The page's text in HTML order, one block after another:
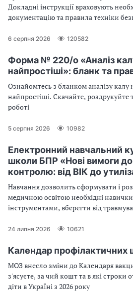
Докладні інструкції враховують
документацію та правила техніки
6 серпня 2026 120582
Форма № 220/о «Аналіз
найпростіші»: бланк та
Ознайомтесь з бланком аналізу калу
найпростіші. Скачайте, роздрукуйте
роботі
5 серпня 2026 10982
Електронний навчальний
школи БПР «Нові вимоги до
контролю: від ВІК до
Навчання дозволить сформувати і
медичною освітою необхідні
інструментами, вберегти від
24 липня 2026 10621
Календар профілактичних
МОЗ внесло зміни до Календаря
з'ясуєте, за чий кошт та в які
діти в Україні з 2026 року